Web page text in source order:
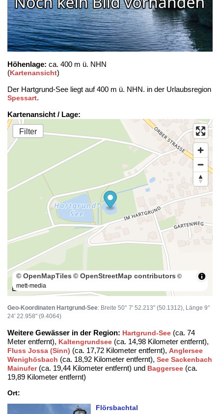
Höhenlage: ca. 400 m ü. NHN
(Kartenansicht)
Der Hartgrund-See liegt auf 400 m ü. NHN. in der Urlaubsregion
Spessart.
Kartenansicht / Lage:
Filter
100 m
© OpenMapTiles © OpenStreetMap contributors ©
mett-media
Geo-Koordinaten Hartgrund-See: Breite 50° 7' 52.213" (50.1312), Länge 9°
24' 22.958" (9.4064)
Weitere Gewässer in der Region: Hartgrund-See (ca. 74
Meter entfernt), Kaltengrundsee (ca. 14,98 Kilometer entfernt),
Fluss Jossa (Sinn) (ca. 17,72 Kilometer entfernt), Anglersee
Wenighösbach (ca. 18,92 Kilometer entfernt), See Sackenbach
Mainufer(ca. 19,44 Kilometer entfernt) und Baggersee (ca.
19,89 Kilometer entfernt)
Ort:
Flörsbachtal